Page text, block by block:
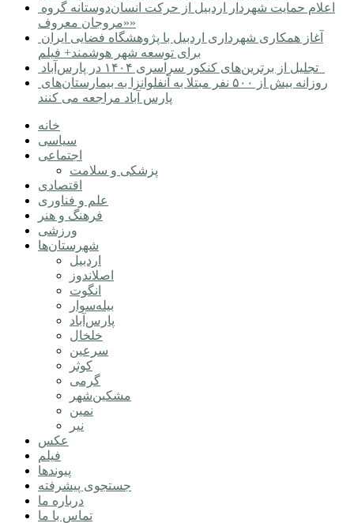
«مروجان معروف»
برای توسعه شهر هوشمند+ فیلم
پارس آباد مراجعه می کنند
خانه
سیاسی
اجتماعی
پزشکی و سلامت
اقتصادی
علم و فناوری
فرهنگ و هنر
ورزشی
شهرستان‌ها
اردبیل
اصلاندوز
انگوت
بیله‌سوار
پارس‌آباد
خلخال
سرعین
کوثر
گرمی
مشکین‌شهر
نمین
نیر
عکس
فیلم
پیوندها
جستجوی پیشرفته
درباره ما
تماس با ما